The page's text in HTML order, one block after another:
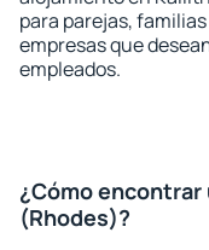
para parejas,
empresas que
empleados.
¿Cómo
(Rhodes)?